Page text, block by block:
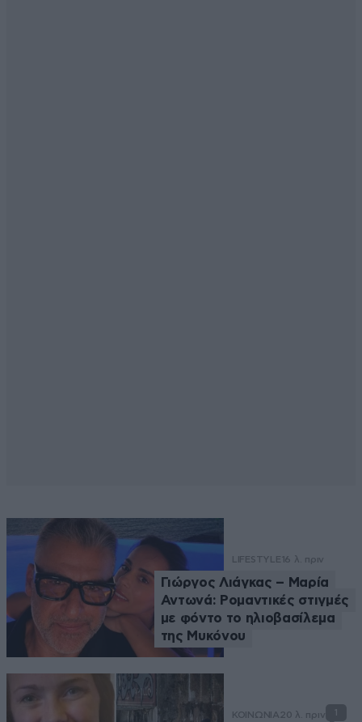
LIFESTYLE 16 λ. πριν
Γιώργος Λιάγκας – Μαρία
Αντωνά: Ρομαντικές στιγμές
με φόντο το ηλιοβασίλεμα
της Μυκόνου
ΚΟΙΝΩΝΙΑ20 λ. πριν 1